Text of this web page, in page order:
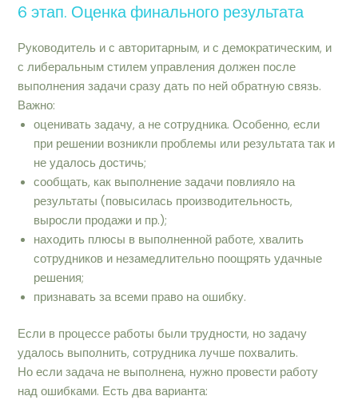
6 этап. Оценка финального результата
Руководитель и с авторитарным, и с демократическим, и
с либеральным стилем управления должен после
выполнения задачи сразу дать по ней обратную связь.
Важно:
оценивать задачу, а не сотрудника. Особенно, если
при решении возникли проблемы или результата так и
не удалось достичь;
сообщать, как выполнение задачи повлияло на
результаты (повысилась производительность,
выросли продажи и пр.);
находить плюсы в выполненной работе, хвалить
сотрудников и незамедлительно поощрять удачные
решения;
признавать за всеми право на ошибку.
Если в процессе работы были трудности, но задачу
удалось выполнить, сотрудника лучше похвалить.
Но если задача не выполнена, нужно провести работу
над ошибками. Есть два варианта: